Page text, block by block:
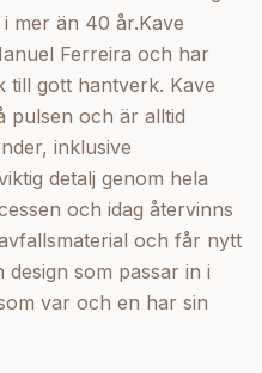
mer än 40 år.Kave
Ferreira och har
till gott hantverk. Kave
pulsen och är alltid
inklusive
detalj genom hela
och idag återvinns
och får nytt
som passar in i
var och en har sin